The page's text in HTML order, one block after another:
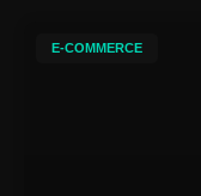
E-COMMERCE